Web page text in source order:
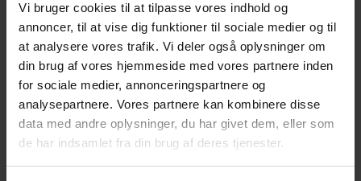
Vi bruger cookies til at tilpasse vores indhold og
annoncer, til at vise dig funktioner til sociale medier og til
at analysere vores trafik. Vi deler også oplysninger om
din brug af vores hjemmeside med vores partnere inden
for sociale medier, annonceringspartnere og
analysepartnere. Vores partnere kan kombinere disse
data med andre oplysninger, du har givet dem, eller som
de har indsamlet fra din brug af deres tjenester.